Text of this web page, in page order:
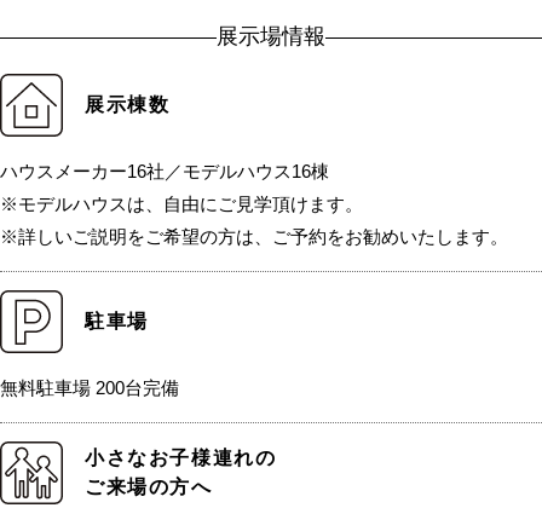
展示場情報
展示棟数
ハウスメーカー16社／モデルハウス16棟
※モデルハウスは、自由にご見学頂けます。
※詳しいご説明をご希望の方は、ご予約をお勧めいたします。
駐車場
無料駐車場 200台完備
小さなお子様連れの
ご来場の方へ